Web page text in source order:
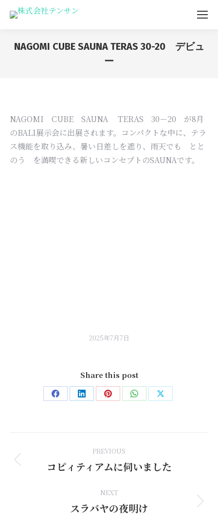
NAGOMI CUBE SAUNA TERAS 30-20 デビュ
ー
NAGOMI CUBE SAUNA TERAS 30－20 が8月
のBALI展示会に出展されます。コンパクトな中に、テラ
ス機能を取り込み、暑い日差しを遮り、雨天でも とと
のう を満喫できる新しいコンセプトのSAUNAです。
2025年7月7日
Share this post
Share Share Share Share Share
navigation
PREVIOUS
Previous
コピィティアムに伺いました
NEXT
Next
スラバヤの夜明け